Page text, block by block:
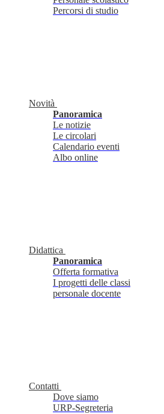
Percorsi di studio
Novità
Panoramica
Le notizie
Le circolari
Calendario eventi
Albo online
Didattica
Panoramica
Offerta formativa
I progetti delle classi
personale docente
Contatti
Dove siamo
URP-Segreteria